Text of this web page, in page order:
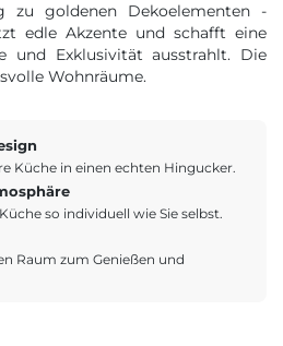
zu goldenen Dekoelementen -
edle Akzente und schafft eine
und Exklusivität ausstrahlt. Die
Wohnräume.
Küche in einen echten Hingucker.
so individuell wie Sie selbst.
Raum zum Genießen und